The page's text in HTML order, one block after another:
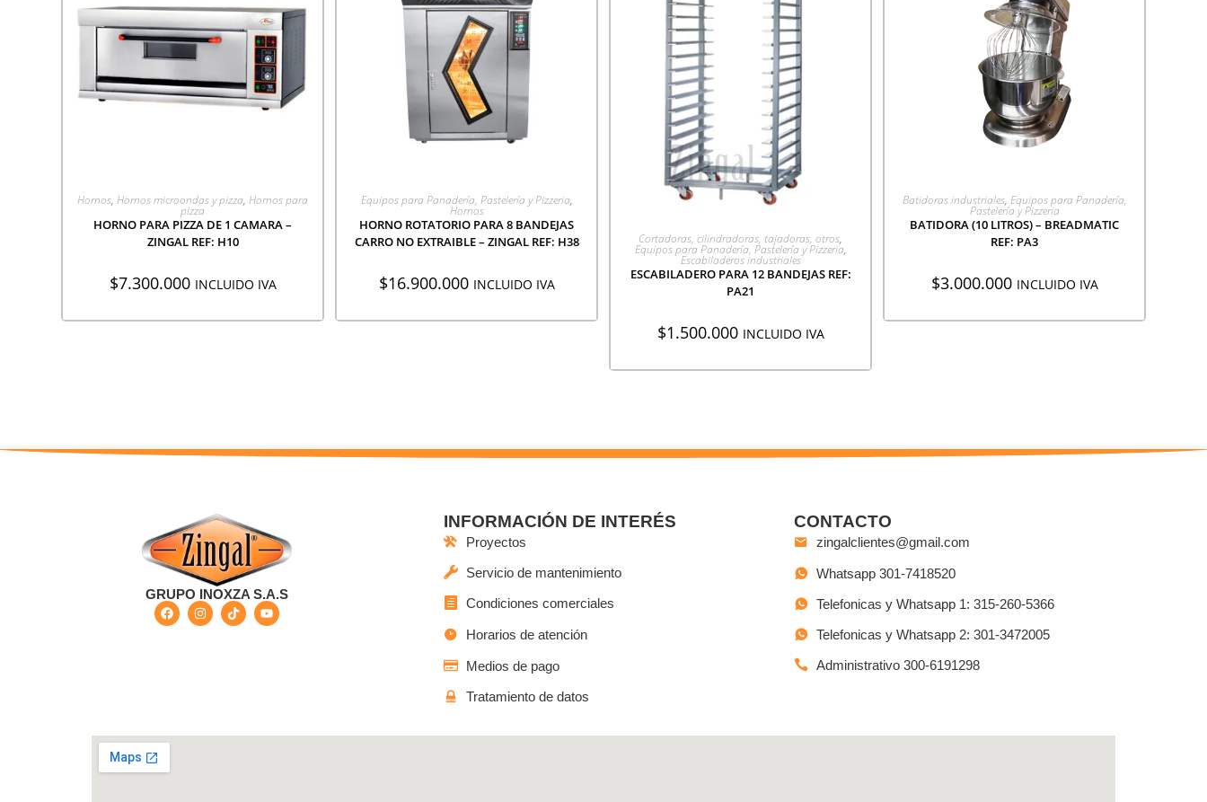
AGREGAR A COTIZACIÓN
Hornos, Hornos microondas y pizza, Hornos para
pizza
HORNO PARA PIZZA DE 1 CAMARA –
ZINGAL REF: H10
$7.300.000 INCLUIDO IVA
AGREGAR A COTIZACIÓN
Equipos para Panadería, Pastelería y Pizzeria,
Hornos
HORNO ROTATORIO PARA 8 BANDEJAS
CARRO NO EXTRAIBLE – ZINGAL REF: H38
$16.900.000 INCLUIDO IVA
AGREGAR A COTIZACIÓN
Cortadoras, cilindradoras, tajadoras, otros,
Equipos para Panadería, Pastelería y Pizzeria,
Escabiladeros industriales
ESCABILADERO PARA 12 BANDEJAS REF:
PA21
$1.500.000 INCLUIDO IVA
AGREGAR A COTIZACIÓN
Batidoras industriales, Equipos para Panadería,
Pastelería y Pizzeria
BATIDORA (10 LITROS) – BREADMATIC
REF: PA3
$3.000.000 INCLUIDO IVA
GRUPO INOXZA S.A.S
INFORMACIÓN DE INTERÉS
Proyectos
Servicio de mantenimiento
Condiciones comerciales
Horarios de atención
Medios de pago
Tratamiento de datos
CONTACTO
zingalclientes@gmail.com
Whatsapp 301-7418520
Telefonicas y Whatsapp 1: 315-260-5366
Telefonicas y Whatsapp 2: 301-3472005
Administrativo 300-6191298